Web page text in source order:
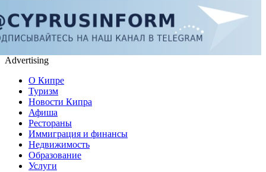
Advertising
О Кипре
Туризм
Новости Кипра
Афиша
Рестораны
Иммиграция и финансы
Недвижимость
Образование
Услуги